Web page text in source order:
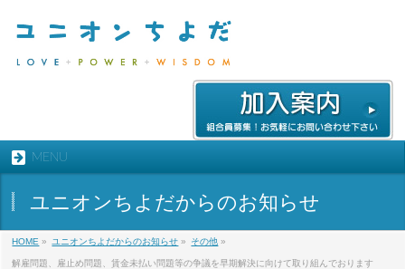
MENU
ユニオンちよだからのお知らせ
HOME » ユニオンちよだからのお知らせ » その他 »
解雇問題、雇止め問題、賃金未払い問題等の争議を早期解決に向けて取り組んでおります